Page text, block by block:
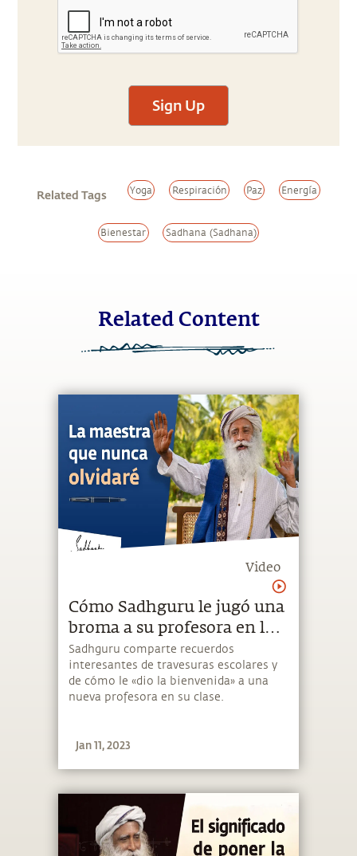
Sign Up
Related Tags Yoga Respiración Paz Energía
Bienestar Sadhana (Sadhana)
Related Content
Video
Cómo Sadhguru le jugó una
broma a su profesora en la
escuela | Sadhguru Español
Sadhguru comparte recuerdos
interesantes de travesuras escolares y
de cómo le «dio la bienvenida» a una
nueva profesora en su clase.
Jan 11, 2023